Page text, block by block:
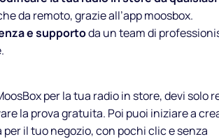
da remoto, grazie all’app moosbox.
e supportoda un team di
per la tua radio in store, devi solo
la prova gratuita. Poi puoi iniziare a
il tuo negozio, con pochi clic e senza